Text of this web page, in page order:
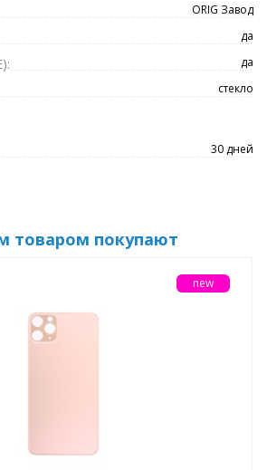
ORIG Завод
да
да
стекло
30 дней
товаром покупают
new